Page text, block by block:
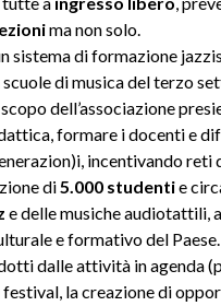
ma non solo.
sistema di formazione
di musica del terzo
dell’associazione
formare i docenti e
incentivando reti
di5.000 studentie
e delle musiche audiotattili,
e formativo del
dalle attività in agenda
la creazione di